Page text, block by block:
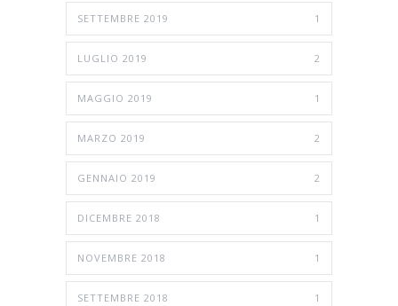
SETTEMBRE 2019 1
LUGLIO 2019 2
MAGGIO 2019 1
MARZO 2019 2
GENNAIO 2019 2
DICEMBRE 2018 1
NOVEMBRE 2018 1
SETTEMBRE 2018 1